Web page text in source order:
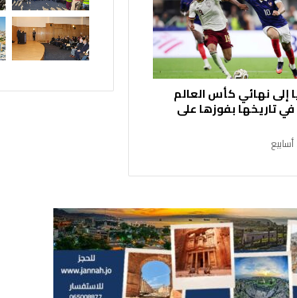
إلى نهائي كأس العالم
في تاريخها بفوزها على